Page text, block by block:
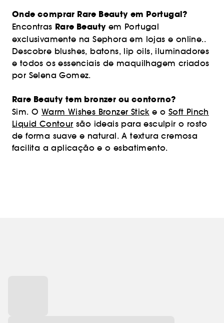
Onde comprar Rare Beauty em Portugal?
Encontras Rare Beauty em Portugal
exclusivamente na Sephora em lojas e online..
Descobre blushes, batons, lip oils, iluminadores
e todos os essenciais de maquilhagem criados
por Selena Gomez.
Rare Beauty tem bronzer ou contorno?
Sim. O Warm Wishes Bronzer Sticke o Soft Pinch
Liquid Contour são ideais para esculpir o rosto
de forma suave e natural. A textura cremosa
facilita a aplicação e o esbatimento.